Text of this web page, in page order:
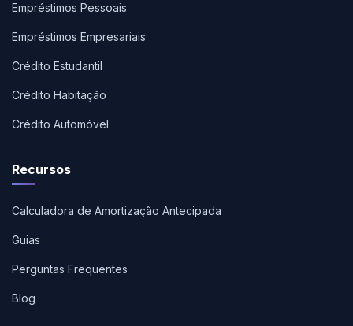
Empréstimos Pessoais
Empréstimos Empresariais
Crédito Estudantil
Crédito Habitação
Crédito Automóvel
Recursos
Calculadora de Amortização Antecipada
Guias
Perguntas Frequentes
Blog